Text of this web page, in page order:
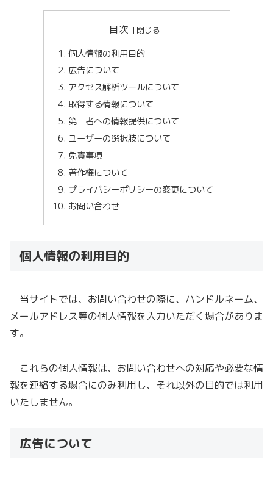
目次
個人情報の利用目的
広告について
アクセス解析ツールについて
取得する情報について
第三者への情報提供について
ユーザーの選択肢について
免責事項
著作権について
プライバシーポリシーの変更について
お問い合わせ
個人情報の利用目的
当サイトでは、お問い合わせの際に、ハンドルネーム、
メールアドレス等の個人情報を入力いただく場合がありま
す。
これらの個人情報は、お問い合わせへの対応や必要な情
報を連絡する場合にのみ利用し、それ以外の目的では利用
いたしません。
広告について